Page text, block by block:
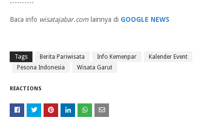
----------
Baca info wisatajabar.com lainnya di GOOGLE NEWS
Tags Berita Pariwisata Info Kemenpar
Kalender Event
Pesona Indonesia
Wisata Garut
REACTIONS